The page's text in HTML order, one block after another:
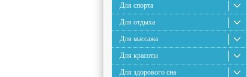
Для спорта
Для отдыха
Для массажа
Для красоты
Для здорового сна